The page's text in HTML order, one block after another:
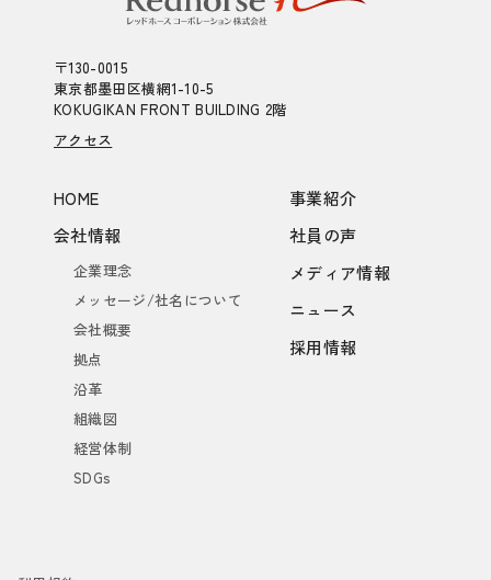
〒130-0015
東京都墨田区横網1-10-5
KOKUGIKAN FRONT BUILDING 2階
アクセス
HOME
会社情報
企業理念
メッセージ/社名について
会社概要
拠点
沿革
組織図
経営体制
SDGs
事業紹介
社員の声
メディア情報
ニュース
採用情報